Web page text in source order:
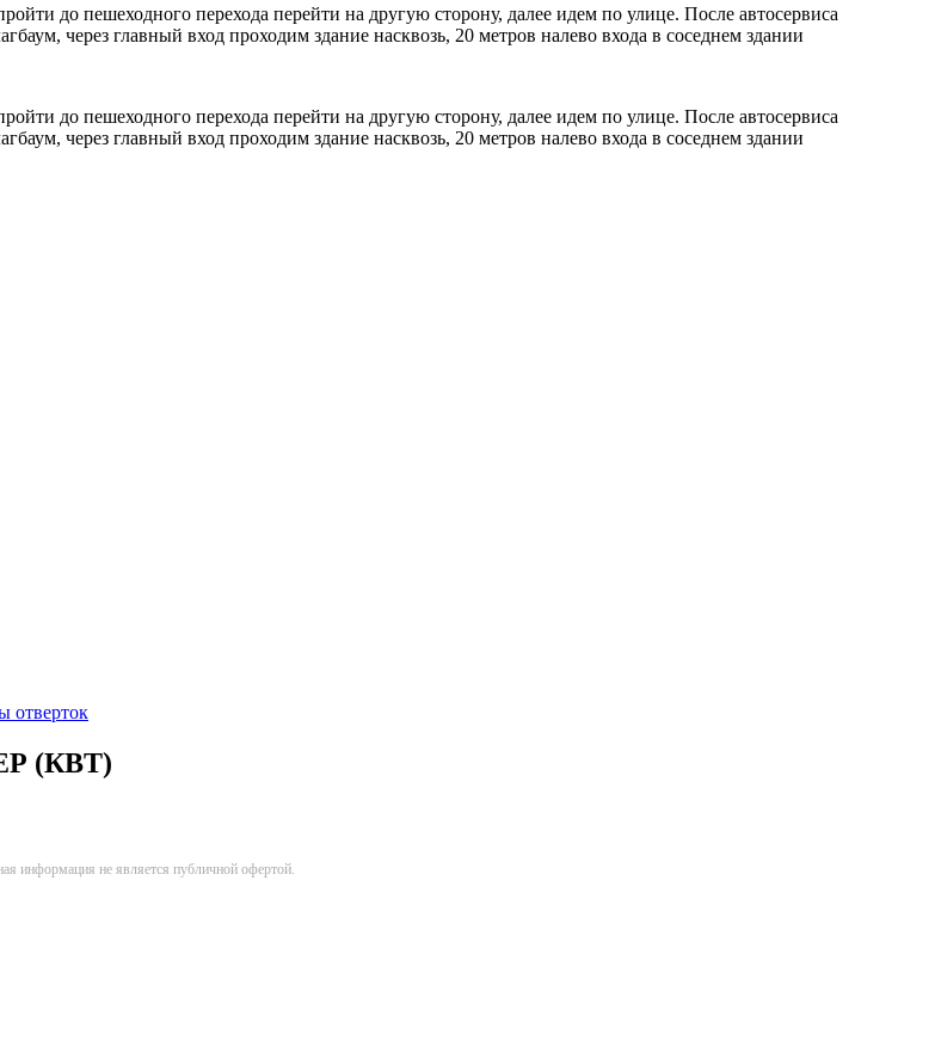
до пешеходного перехода перейти на другую сторону, далее идем по улице. После автосервиса
через главный вход проходим здание насквозь, 20 метров налево входа в соседнем здании
до пешеходного перехода перейти на другую сторону, далее идем по улице. После автосервиса
через главный вход проходим здание насквозь, 20 метров налево входа в соседнем здании
отверток
(КВТ)
информация не является публичной офертой.